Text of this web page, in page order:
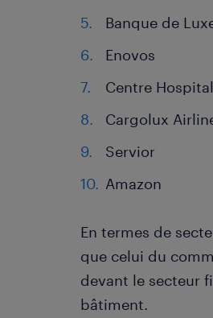
Banque
Centre
En termes de
que celui du
devant le secteur
bâtiment.